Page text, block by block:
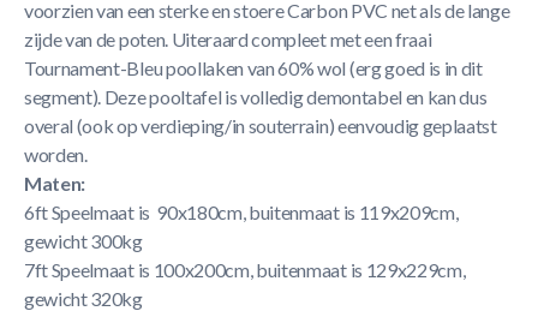
voorzien van een sterke en stoere Carbon PVC net als de lange
zijde van de poten. Uiteraard compleet met een fraai
Tournament-Bleu poollaken van 60% wol (erg goed is in dit
segment). Deze pooltafel is volledig demontabel en kan dus
overal (ook op verdieping/in souterrain) eenvoudig geplaatst
worden.
Maten:
6ft Speelmaat is 90x180cm, buitenmaat is 119x209cm,
gewicht 300kg
7ft Speelmaat is 100x200cm, buitenmaat is 129x229cm,
gewicht 320kg